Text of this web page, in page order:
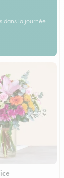
dans la journée